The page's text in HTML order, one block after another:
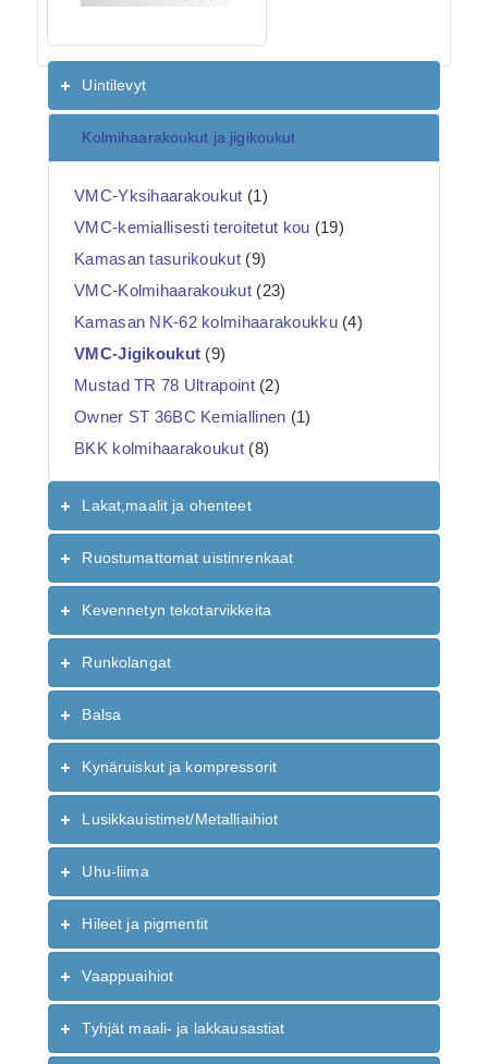
Uintilevyt
Kolmihaarakoukut ja jigikoukut
VMC-Yksihaarakoukut (1)
VMC-kemiallisesti teroitetut kou (19)
Kamasan tasurikoukut(9)
VMC-Kolmihaarakoukut(23)
Kamasan NK-62 kolmihaarakoukku(4)
VMC-Jigikoukut (9)
Mustad TR 78 Ultrapoint(2)
Owner ST 36BC Kemiallinen (1)
BKK kolmihaarakoukut(8)
Lakat,maalit ja ohenteet
Ruostumattomat uistinrenkaat
Kevennetyn tekotarvikkeita
Runkolangat
Balsa
Kynäruiskut ja kompressorit
Lusikkauistimet/Metalliaihiot
Uhu-liima
Hileet ja pigmentit
Vaappuaihiot
Tyhjät maali- ja lakkausastiat